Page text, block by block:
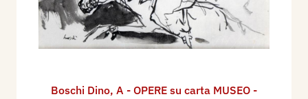
Boschi Dino, A - OPERE su carta MUSEO -